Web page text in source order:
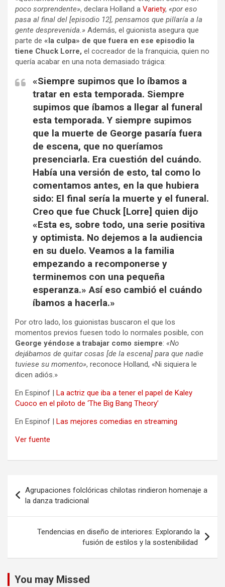
poco sorprendente», declara Holland a Variety, «por eso
pasa al final del [episodio 12], pensamos que pillaría a la
gente desprevenida.» Además, el guionista asegura que
parte de «la culpa» de que fuera en ese episodio la
tiene Chuck Lorre, el cocreador de la franquicia, quien no
quería acabar en una nota demasiado trágica:
«Siempre supimos que lo íbamos a
tratar en esta temporada. Siempre
supimos que íbamos a llegar al funeral
esta temporada. Y siempre supimos
que la muerte de George pasaría fuera
de escena, que no queríamos
presenciarla. Era cuestión del cuándo.
Había una versión de esto, tal como lo
comentamos antes, en la que hubiera
sido: El final sería la muerte y el funeral.
Creo que fue Chuck [Lorre] quien dijo
«Esta es, sobre todo, una serie positiva
y optimista. No dejemos a la audiencia
en su duelo. Veamos a la familia
empezando a recomponerse y
terminemos con una pequeña
esperanza.» Así eso cambió el cuándo
íbamos a hacerla.»
Por otro lado, los guionistas buscaron el que los
momentos previos fuesen todo lo normales posible, con
George yéndose a trabajar como siempre: «No
dejábamos de quitar cosas [de la escena] para que nadie
tuviese su momento», reconoce Holland, «Ni siquiera le
dicen adiós.»
En Espinof | La actriz que iba a tener el papel de Kaley
Cuoco en el piloto de ‘The Big Bang Theory’
En Espinof | Las mejores comedias en streaming
Ver fuente
de
entradas
Agrupaciones folclóricas chilotas rindieron homenaje a
la danza tradicional
Tendencias en diseño de interiores: Explorando la
fusión de estilos y la sostenibilidad
You may Missed